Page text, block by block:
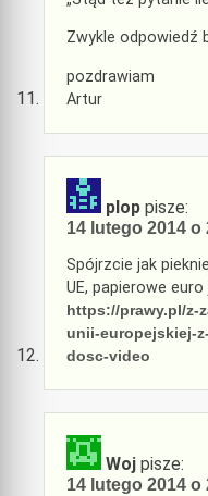
Zwykle odpowiedź
pozdrawiam
Artur
plop pisze:
14 lutego 2014 o
Spójrzcie jak
UE, papierowe
https://prawy.pl/z-
unii-europejskiej-
dosc-video
Woj pisze:
14 lutego 2014 o